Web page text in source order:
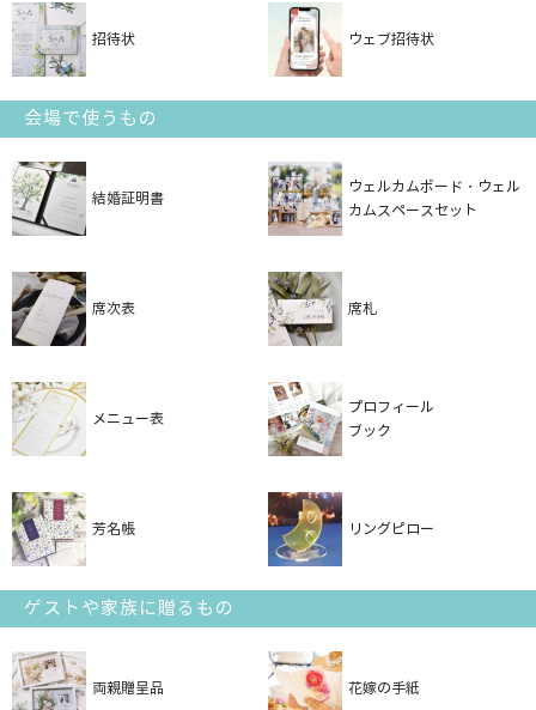
招待状 ウェブ招待状
会場で使うもの
結婚証明書
ウェルカムボード・ウェル
カムスペースセット
席次表 席札
メニュー表
プロフィール
ブック
芳名帳 リングピロー
ゲストや家族に贈るもの
両親贈呈品 花嫁の手紙